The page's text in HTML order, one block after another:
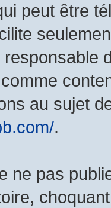
peut être
au sujet
.
ne pas